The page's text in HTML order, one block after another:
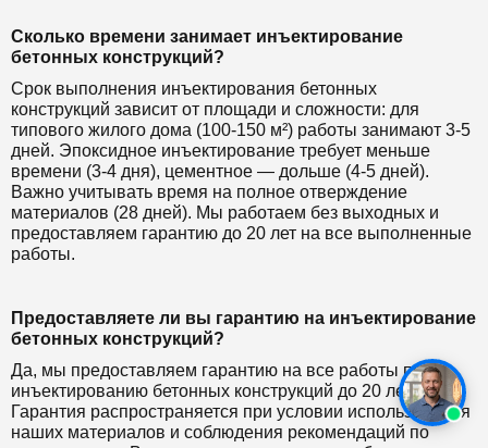
Сколько времени занимает инъектирование
бетонных конструкций?
Срок выполнения инъектирования бетонных
конструкций зависит от площади и сложности: для
типового жилого дома (100-150 м²) работы занимают 3-5
дней. Эпоксидное инъектирование требует меньше
времени (3-4 дня), цементное — дольше (4-5 дней).
Важно учитывать время на полное отверждение
материалов (28 дней). Мы работаем без выходных и
предоставляем гарантию до 20 лет на все выполненные
работы.
Предоставляете ли вы гарантию на инъектирование
бетонных конструкций?
Да, мы предоставляем гарантию на все работы по
инъектированию бетонных конструкций до 20 лет.
Гарантия распространяется при условии использования
наших материалов и соблюдения рекомендаций по